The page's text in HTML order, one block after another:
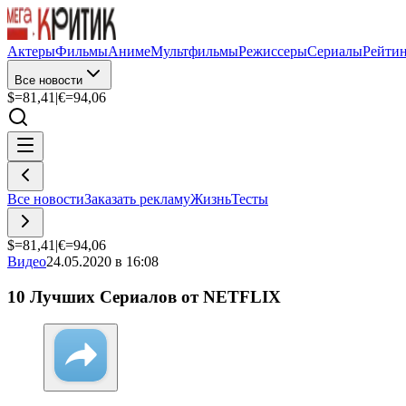
АктерыФильмыАнимеМультфильмыРежиссерыСериалы
Все новости
$=81,41 |€=94,06
Все новостиЗаказать рекламуЖизньТесты
$=81,41 |€=94,06
Видео24.05.2020 в 16:08
10 Лучших Сериалов от NETFLIX